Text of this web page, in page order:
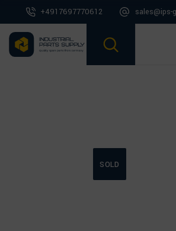
+4917697770612 sales@ips-
SOLD